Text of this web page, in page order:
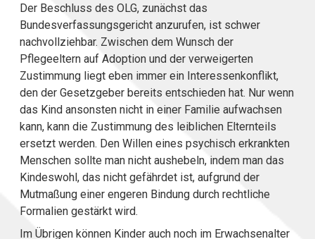
Der Beschluss des OLG, zunächst das
Bundesverfassungsgericht anzurufen, ist schwer
nachvollziehbar. Zwischen dem Wunsch der
Pflegeeltern auf Adoption und der verweigerten
Zustimmung liegt eben immer ein Interessenkonflikt,
den der Gesetzgeber bereits entschieden hat. Nur wenn
das Kind ansonsten nicht in einer Familie aufwachsen
kann, kann die Zustimmung des leiblichen Elternteils
ersetzt werden. Den Willen eines psychisch erkrankten
Menschen sollte man nicht aushebeln, indem man das
Kindeswohl, das nicht gefährdet ist, aufgrund der
Mutmaßung einer engeren Bindung durch rechtliche
Formalien gestärkt wird.
Im Übrigen können Kinder auch noch im Erwachsenalter